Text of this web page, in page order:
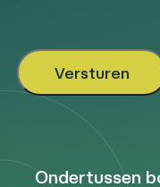
Ondertussen